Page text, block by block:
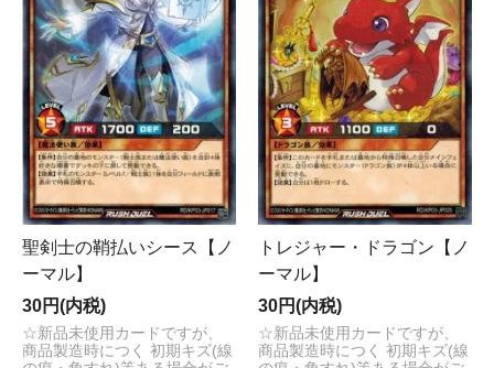
聖剣士の鞘払いシース【ノ
ーマル】
30円(内税)
☆新品未使用カードですが、
商品製造時につく 初期キズ(線
トレジャー・ドラゴン【ノ
ーマル】
30円(内税)
☆新品未使用カードですが、
商品製造時につく 初期キズ(線